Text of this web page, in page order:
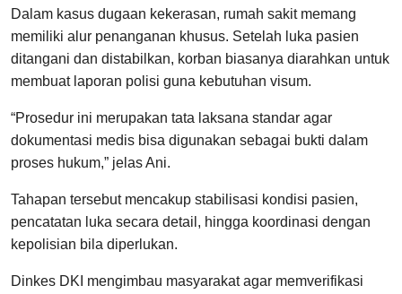
Dalam kasus dugaan kekerasan, rumah sakit memang
memiliki alur penanganan khusus. Setelah luka pasien
ditangani dan distabilkan, korban biasanya diarahkan untuk
membuat laporan polisi guna kebutuhan visum.
“Prosedur ini merupakan tata laksana standar agar
dokumentasi medis bisa digunakan sebagai bukti dalam
proses hukum,” jelas Ani.
Tahapan tersebut mencakup stabilisasi kondisi pasien,
pencatatan luka secara detail, hingga koordinasi dengan
kepolisian bila diperlukan.
Dinkes DKI mengimbau masyarakat agar memverifikasi